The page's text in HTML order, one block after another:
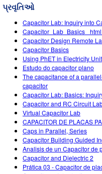
ગણિત
રસાયણવિજ્ઞાન
અર્થ સાયન્સ
બાયોલોજી
ભાષાંતરીત સિમ્સ
Customizable Sims
Customizable Sims
Start a Free Trial
Purchase a License
એક્ટિવિટીઝ બ્રાઉઝ કરો
તમારી એક્ટિવિટીઝ શેર
Activity Contribution
વર્ચ્યુઅલ વર્કશોપ્સ
Professional Learning
Teaching with PhET
સંશોધન
પહેલ
ઇંકલુઝિવ ડિઝાઇન
PhET ગ્લોબલ
Data Fluency
STEM એડમાં DEIB
SceneryStack OSE
Impact Report
સાઇન ઇન કરો / નોંધણી કરો
સાઇન ઇન કરો / નોંધણી કરો
પ્રવૃતિઓ
Capacitor Lab: Inquiry into
Capacitor_Lab_Basics
Capacitor Design Remote
Capacitor Basics
Using PhET in Electricity Unit
Estudo do capacitor plano
The capacitance of a
capacitor
Capacitor Lab: Basics:
Capacitor and RC Circuit
Virtual Capacitor Lab
CAPACITOR DE PLACAS
Caps in Parallel, Series
Capacitor Building Guided
Analisis de un Capacitor de
Capacitor and Dielectric 2
Prática 03 - Capacitor de